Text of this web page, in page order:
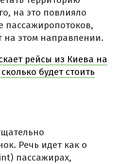
на это повлияло
пассажиропотоков,
на этом направлении.
рейсы из Киева на
будет стоить
Речь идет как о
пассажирах,